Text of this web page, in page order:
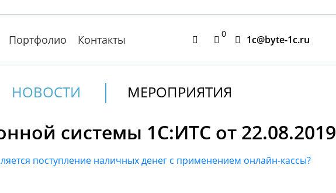
Портфолио Контакты 0 1c@byte-1c.ru
НОВОСТИ МЕРОПРИЯТИЯ
системы 1С:ИТС от 22.08.2019
поступление наличных денег с применением онлайн-кассы?